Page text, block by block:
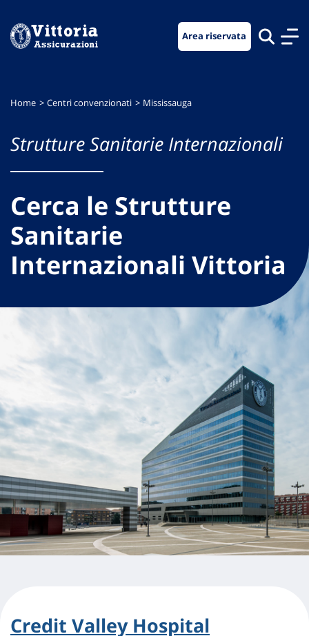
menu
contenuto
footer
Area riservata
Home Centri convenzionati Mississauga
Strutture Sanitarie Internazionali
Cerca le Strutture
Sanitarie
Internazionali Vittoria
Credit Valley Hospital